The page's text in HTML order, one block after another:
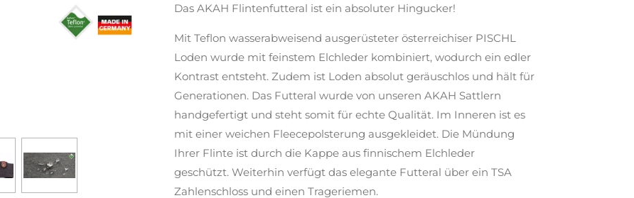
Das AKAH Flintenfutteral ist ein absoluter Hingucker!
Mit Teflon wasserabweisend ausgerüsteter österreichiser PISCHL
Loden wurde mit feinstem Elchleder kombiniert, wodurch ein edler
Kontrast entsteht. Zudem ist Loden absolut geräuschlos und hält für
Generationen. Das Futteral wurde von unseren AKAH Sattlern
handgefertigt und steht somit für echte Qualität. Im Inneren ist es
mit einer weichen Fleecepolsterung ausgekleidet. Die Mündung
Ihrer Flinte ist durch die Kappe aus finnischem Elchleder
geschützt. Weiterhin verfügt das elegante Futteral über ein TSA
Zahlenschloss und einen Trageriemen.